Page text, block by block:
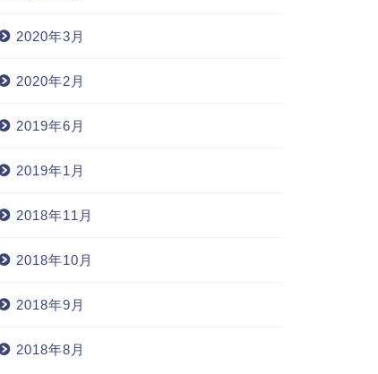
2020年3月
2020年2月
2019年6月
2019年1月
2018年11月
2018年10月
2018年9月
2018年8月